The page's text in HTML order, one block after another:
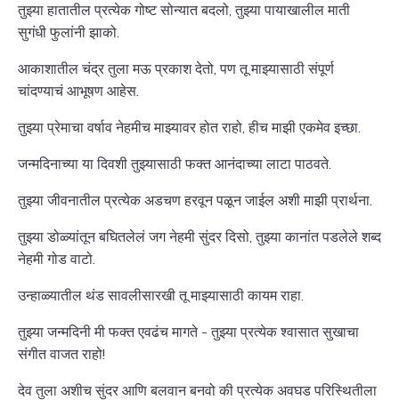
तुझ्या हातातील प्रत्येक गोष्ट सोन्यात बदलो, तुझ्या पायाखालील माती
सुगंधी फुलांनी झाको.
आकाशातील चंद्र तुला मऊ प्रकाश देतो, पण तू माझ्यासाठी संपूर्ण
चांदण्याचं आभूषण आहेस.
तुझ्या प्रेमाचा वर्षाव नेहमीच माझ्यावर होत राहो, हीच माझी एकमेव इच्छा.
जन्मदिनाच्या या दिवशी तुझ्यासाठी फक्त आनंदाच्या लाटा पाठवते.
तुझ्या जीवनातील प्रत्येक अडचण हरवून पळून जाईल अशी माझी प्रार्थना.
तुझ्या डोळ्यांतून बघितलेलं जग नेहमी सुंदर दिसो, तुझ्या कानांत पडलेले शब्द
नेहमी गोड वाटो.
उन्हाळ्यातील थंड सावलीसारखी तू माझ्यासाठी कायम राहा.
तुझ्या जन्मदिनी मी फक्त एवढंच मागते - तुझ्या प्रत्येक श्वासात सुखाचा
संगीत वाजत राहो!
देव तुला अशीच सुंदर आणि बलवान बनवो की प्रत्येक अवघड परिस्थितीला